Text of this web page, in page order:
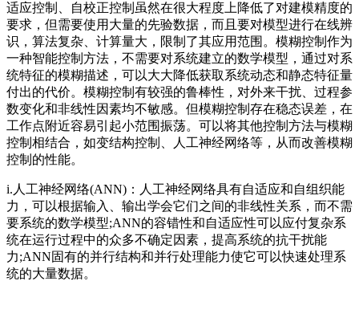
适应控制、自校正控制虽然在很大程度上降低了对建模精度的
要求，但需要使用大量的先验数据，而且要对模型进行在线辨
识，算法复杂、计算量大，限制了其应用范围。模糊控制作为
一种智能控制方法，不需要对系统建立的数学模型，通过对系
统特征的模糊描述，可以大大降低获取系统动态和静态特征量
付出的代价。模糊控制有较强的鲁棒性，对外来干扰、过程参
数变化和非线性因素均不敏感。但模糊控制存在稳态误差，在
工作点附近容易引起小范围振荡。可以将其他控制方法与模糊
控制相结合，如变结构控制、人工神经网络等，从而改善模糊
控制的性能。
i.人工神经网络(ANN)：人工神经网络具有自适应和自组织能
力，可以根据输入、输出学会它们之间的非线性关系，而不需
要系统的数学模型;ANN的容错性和自适应性可以应付复杂系
统在运行过程中的众多不确定因素，提高系统的抗干扰能
力;ANN固有的并行结构和并行处理能力使它可以快速处理系
统的大量数据。